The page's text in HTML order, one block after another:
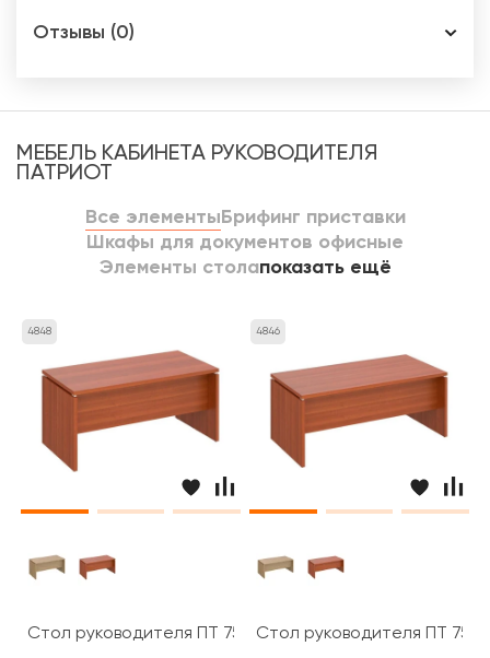
Отзывы (0)
МЕБЕЛЬ КАБИНЕТА РУКОВОДИТЕЛЯ
ПАТРИОТ
Все элементы Брифинг приставки
Шкафы для документов офисные
Элементы столапоказать ещё
4848
Стол руководителя ПТ 757 Patriot
4846
Стол руководителя ПТ 758